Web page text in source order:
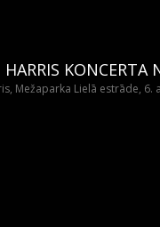
HARRIS KONCERTA
Mežaparka Lielā estrāde, 6.